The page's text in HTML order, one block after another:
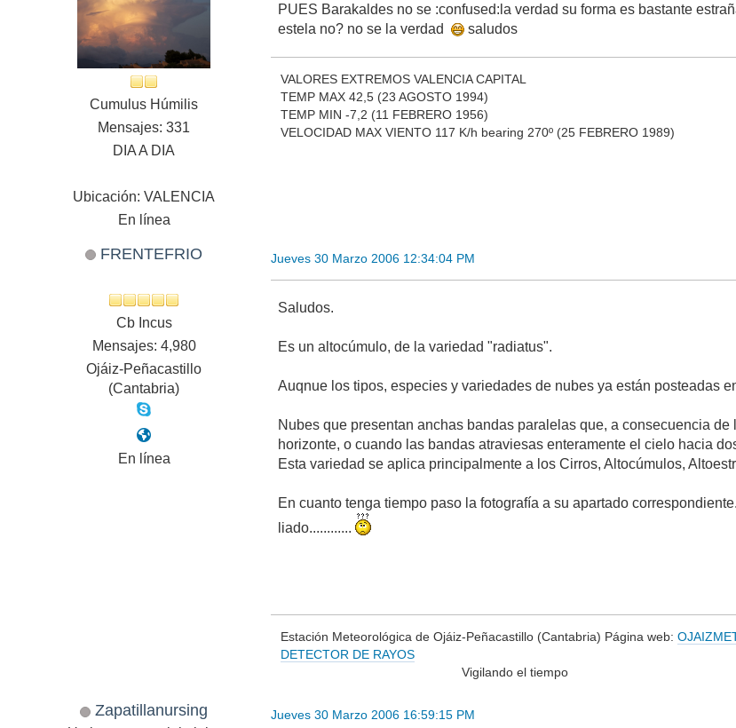
Cumulus Húmilis
Mensajes: 331
DIA A DIA
Ubicación: VALENCIA
En línea
PUES Barakaldes no se :confused:la verdad su forma es bastante
estela no? no se la verdad
saludos
VALORES EXTREMOS VALENCIA CAPITAL
TEMP MAX 42,5 (23 AGOSTO 1994)
TEMP MIN -7,2 (11 FEBRERO 1956)
VELOCIDAD MAX VIENTO 117 K/h bearing 270º (25 FEBRERO 1989)
FRENTEFRIO
Cb Incus
Mensajes: 4,980
Ojáiz-Peñacastillo
(Cantabria)
En línea
Jueves 30 Marzo 2006 12:34:04 PM
Saludos.
Es un altocúmulo, de la variedad "radiatus".
Auqnue los tipos, especies y variedades de nubes ya están posteadas
Nubes que presentan anchas bandas paralelas que, a consecuencia
horizonte, o cuando las bandas atraviesas enteramente el cielo hacia
Esta variedad se aplica principalmente a los Cirros, Altocúmulos,
En cuanto tenga tiempo paso la fotografía a su apartado
liado............
Estación Meteorológica de Ojáiz-Peñacastillo (Cantabria) Página web:
DETECTOR DE RAYOS
Vigilando el tiempo
Zapatillanursing Jueves 30 Marzo 2006 16:59:15 PM